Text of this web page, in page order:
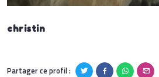
christin
Partager ce profil :